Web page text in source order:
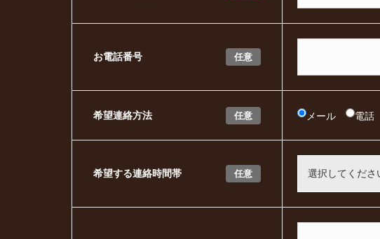
任意
お電話番号
任意
希望連絡方法 メール 電話
任意
希望する連絡時間帯